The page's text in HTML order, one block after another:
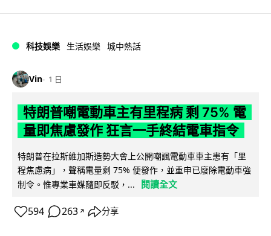
科技娛樂 生活娛樂 城中熱話
Vin 1 日
特朗普嘲電動車主有里程病 剩 75% 電
量即焦慮發作 狂言一手終結電車指令
特朗普在拉斯維加斯造勢大會上公開嘲諷電動車車主患有「里
程焦慮病」，聲稱電量剩 75% 便發作，並重申已廢除電動車強
制令。惟專業車媒隨即反駁，...
閱讀全文
594 263 ↗ 分享